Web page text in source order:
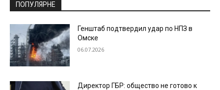
ПОПУЛЯРНЕ
Генштаб подтвердил удар по НПЗ в
Омске
06.07.2026
Директор ГБР: общество не готово к